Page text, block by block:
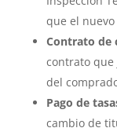
que el
Contrato de
contrato que
del
Pago de
cambio de